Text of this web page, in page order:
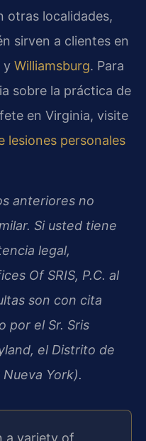
otras localidades,
sirven a clientes en
y Williamsburg. Para
sobre la práctica de
en Virginia, visite
lesiones personales
anteriores no
Si usted tiene
legal,
Of SRIS, P.C. al
son con cita
por el Sr. Sris
el Distrito de
York).
a variety of